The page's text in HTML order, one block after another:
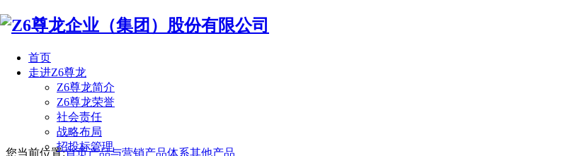
首页
走进Z6尊龙
Z6尊龙简介
Z6尊龙荣誉
社会责任
战略布局
招投标管理
您当前位置:首页产品与营销产品体系其他产品